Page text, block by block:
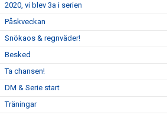
2020, vi blev 3a i serien
Påskveckan
Snökaos & regnväder!
Besked
Ta chansen!
DM & Serie start
Träningar